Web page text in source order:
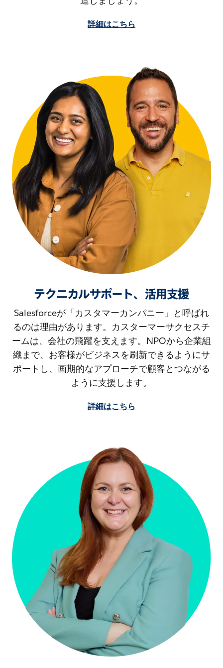
詳細はこちら
テクニカルサポート、活用支援
Salesforceが「カスタマーカンパニー」と呼ばれ
るのは理由があります。カスターマーサクセスチ
ームは、会社の飛躍を支えます。NPOから企業組
織まで、お客様がビジネスを刷新できるようにサ
ポートし、画期的なアプローチで顧客とつながる
ように支援します。
詳細はこちら